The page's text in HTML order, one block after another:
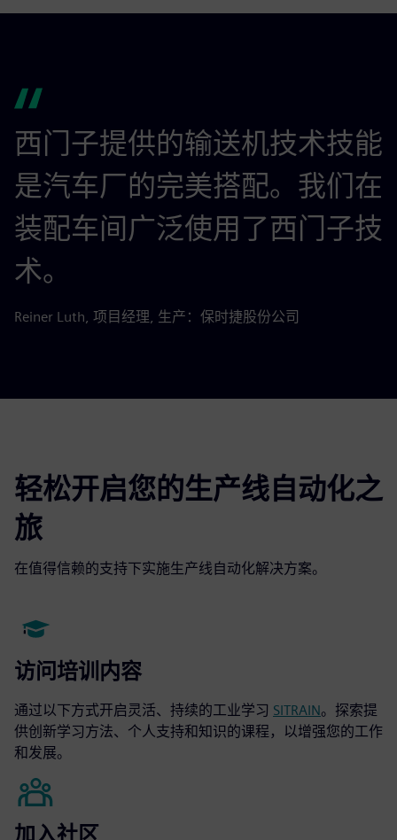
西门子提供的输送机技术技能
是汽车厂的完美搭配。我们在
装配车间广泛使用了西门子技
术。
Reiner Luth, 项目经理, 生产：保时捷股份公司
轻松开启您的生产线自动化之
旅
在值得信赖的支持下实施生产线自动化解决方案。
访问培训内容
通过以下方式开启灵活、持续的工业学习 SITRAIN。探索提
供创新学习方法、个人支持和知识的课程，以增强您的工作
和发展。
加入社区